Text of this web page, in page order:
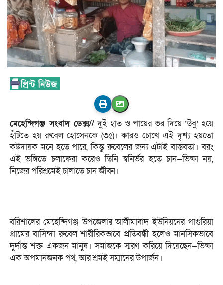
মেহেন্দিগঞ্জ সংবাদ ডেক্স//দুই হাত ও পায়ের ভর দিয়ে ‘উবু’ হয়ে
হাঁটতে হয় রুবেল হোসেনকে (৩৫)। কারও চোখে এই দৃশ্য হয়তো
কষ্টদায়ক মনে হতে পারে, কিন্তু রুবেলের জন্য এটাই বাস্তবতা। বরং
এই ভঙ্গিতে চলাফেরা করেও তিনি স্বনির্ভর হতে চান—ভিক্ষা নয়,
নিজের পরিশ্রমেই চালাতে চান জীবন।
বরিশালের মেহেন্দিগঞ্জ উপজেলার আলীমাবাদ ইউনিয়নের গাগুরিয়া
গ্রামের বাসিন্দা রুবেল শারীরিকভাবে প্রতিবন্ধী হলেও মানসিকভাবে
দুর্দান্ত শক্ত একজন মানুষ। সমাজকে স্মরণ করিয়ে দিয়েছেন—ভিক্ষা
এক অপমানজনক পথ, আর শ্রমই সম্মানের উপার্জন।